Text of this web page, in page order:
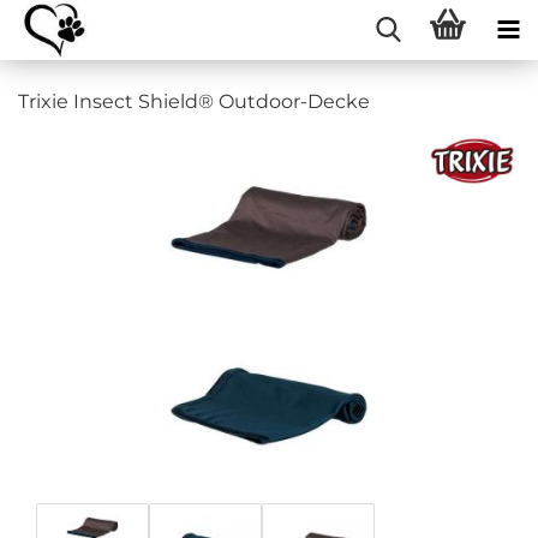
Trixie Insect Shield® Outdoor-Decke